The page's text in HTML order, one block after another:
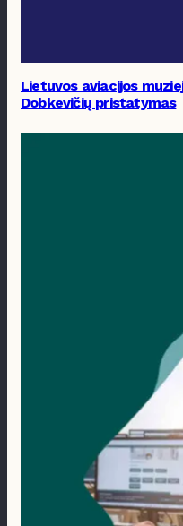
Lietuvos aviacijos
Dobkevičių pristatymas